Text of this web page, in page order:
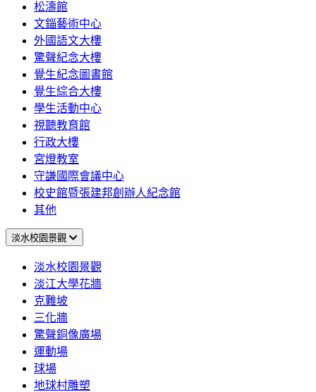
松濤館
文錙藝術中心
外國語文大樓
驚聲紀念大樓
覺生紀念圖書館
覺生綜合大樓
學生活動中心
視聽教育館
行政大樓
宮燈教室
守謙國際會議中心
校史館暨張建邦創辦人紀念館
其他
淡水校園景觀
淡水校園景觀
淡江大學花牆
克難坡
三化牆
驚聲銅像廣場
運動場
球場
地球村雕塑